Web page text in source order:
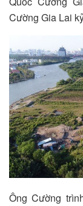
Cường Gia Lai
Ông Cường